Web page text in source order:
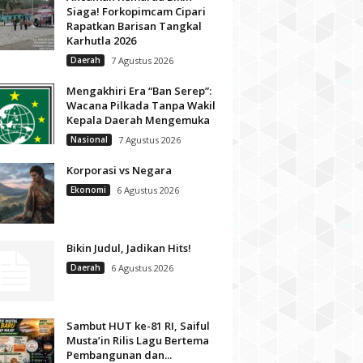
Siaga! Forkopimcam Cipari
Rapatkan Barisan Tangkal
Karhutla 2026
Daerah 7 Agustus 2026
Mengakhiri Era “Ban Serep”:
Wacana Pilkada Tanpa Wakil
Kepala Daerah Mengemuka
Nasional 7 Agustus 2026
Korporasi vs Negara
Ekonomi 6 Agustus 2026
Bikin Judul, Jadikan Hits!
Daerah 6 Agustus 2026
Sambut HUT ke-81 RI, Saiful
Musta’in Rilis Lagu Bertema
Pembangunan dan...